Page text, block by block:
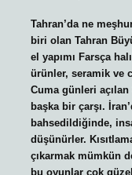
Tahran’da ne
biri olan Tahran
el yapımı Farsça
ürünler, seramik ve
Cuma günleri açılan
başka bir çarşı.
bahsedildiğinde,
düşünürler.
çıkarmak mümkün
bu oyunlar çok